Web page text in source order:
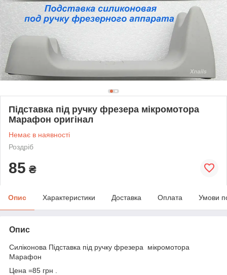
Підставка під ручку фрезера мікромотора
Марафон оригінал
Немає в наявності
Роздріб
85 ₴
Опис Характеристики Доставка Оплата Умови
Опис
Силіконова Підставка під ручку фрезера мікромотора
Марафон
Цена =85 грн .